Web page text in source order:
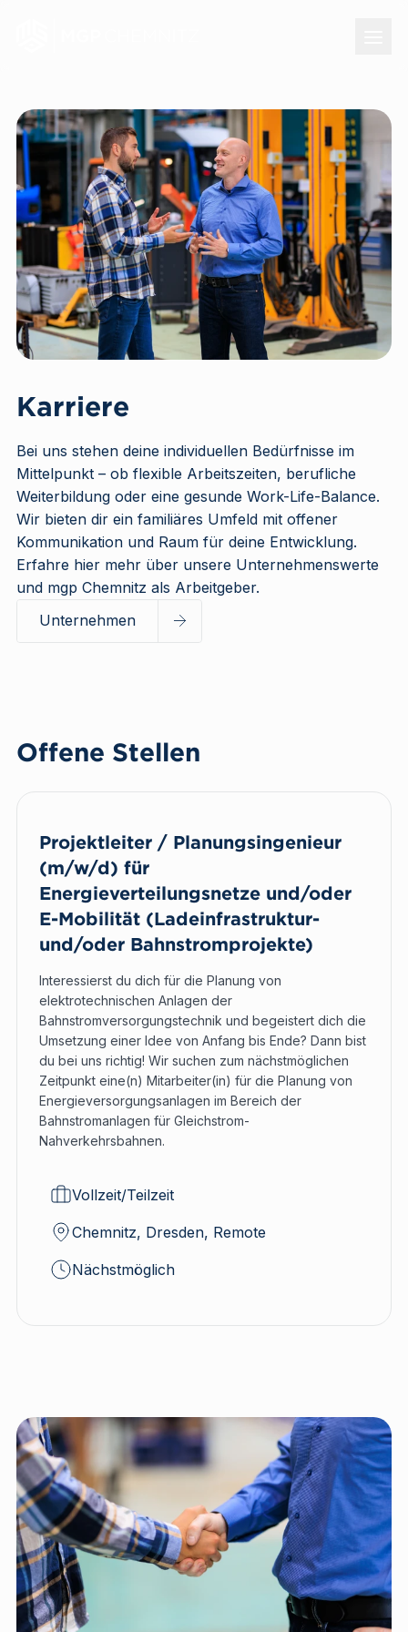
Karriere
Bei uns stehen deine individuellen Bedürfnisse im
Mittelpunkt – ob flexible Arbeitszeiten, berufliche
Weiterbildung oder eine gesunde Work-Life-Balance.
Wir bieten dir ein familiäres Umfeld mit offener
Kommunikation und Raum für deine Entwicklung.
Erfahre hier mehr über unsere Unternehmenswerte
und mgp Chemnitz als Arbeitgeber.
Unternehmen
Offene Stellen
Projektleiter / Planungsingenieur
(m/w/d) für
Energieverteilungsnetze und/oder
E-Mobilität (Ladeinfrastruktur-
und/oder Bahnstromprojekte)
Interessierst du dich für die Planung von
elektrotechnischen Anlagen der
Bahnstromversorgungstechnik und begeistert dich die
Umsetzung einer Idee von Anfang bis Ende? Dann bist
du bei uns richtig! Wir suchen zum nächstmöglichen
Zeitpunkt eine(n) Mitarbeiter(in) für die Planung von
Energieversorgungsanlagen im Bereich der
Bahnstromanlagen für Gleichstrom-
Nahverkehrsbahnen.
Vollzeit/Teilzeit
Chemnitz, Dresden, Remote
Nächstmöglich